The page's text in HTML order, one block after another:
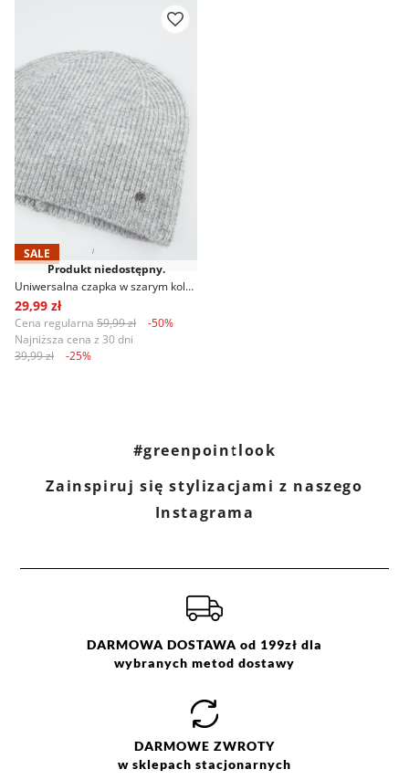
SALE
Produkt niedostępny.
Uniwersalna czapka w szarym kolorze
29,99 zł
Cena regularna 59,99 zł
-50%
Najniższa cena z 30 dni
39,99 zł
-25%
#greenpointlook
Zainspiruj się stylizacjami z naszego
Instagrama
DARMOWA DOSTAWA od 199zł dla
wybranych metod dostawy
DARMOWE ZWROTY
w sklepach stacjonarnych